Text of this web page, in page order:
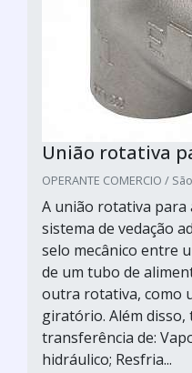
União rotativa
OPERANTE COMERCIO /
A união rotativa para
sistema de vedação
selo mecânico entre
de um tubo de
outra rotativa, como
giratório. Além
transferência de:
hidráulico; Resfria...